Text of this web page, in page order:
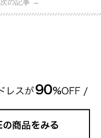
のものです。 ショーメの価